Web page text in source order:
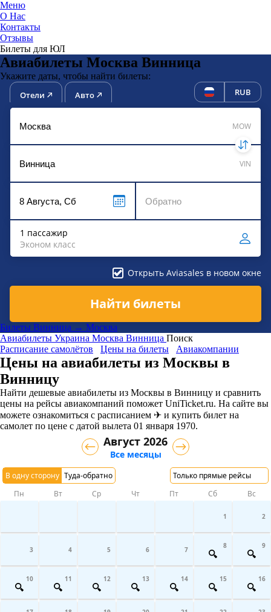
Меню
О Нас
Контакты
Отзывы
Билеты для ЮЛ
Авиабилеты Москва Винница
Укажите даты, чтобы найти билеты:
Отели Авто RUB
MOW
VIN
1 пассажир
Эконом класс
Открыть Aviasales в новом окне
Найти билеты
Билеты Винница → Москва
Авиабилеты Украина Москва Винница Поиск
Расписание самолётов
Цены на билеты Авиакомпании
Цены на авиабилеты из Москвы в
Винницу
Найти дешевые авиабилеты из Москвы в Винницу и сравнить
цены на рейсы авиакомпаний поможет UniTicket.ru. На сайте вы
можете ознакомиться с расписанием ✈ и купить билет на
самолет по цене с датой вылета 01 января 1970.
В одну сторону Туда-обратно Только прямые рейсы
Август 2026
Все месяцы
Пн Вт Ср Чт Пт Сб Вс
1 2
3 4 5 6 7 8 9
10 11 12 13 14 15 16